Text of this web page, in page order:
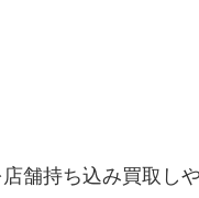
舗持ち込み買取し